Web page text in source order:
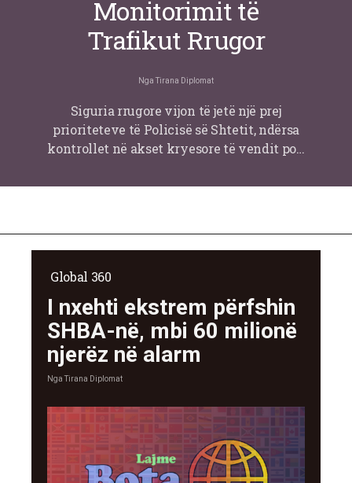
Monitorimit të
Trafikut Rrugor
Nga Tirana Diplomat
Siguria rrugore vijon të jetë një prej
prioriteteve të Policisë së Shtetit, ndërsa
kontrollet në akset kryesore të vendit po…
Global 360
I nxehti ekstrem përfshin
SHBA-në, mbi 60 milionë
njerëz në alarm
NgaTirana Diplomat